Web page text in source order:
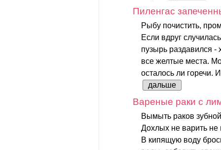
Пиленгас
Рыбу почистить,
Если вдруг
пузырь раздавился -
все желтые места.
осталось ли горечи.
дальше
Вареные раки с
Вымыть раков
Дохлых не варить не
В кипящую воду